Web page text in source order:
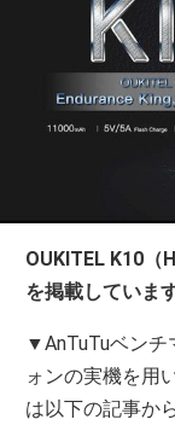
OUKITEL K10（
を掲載しています
▼AnTuTuベンチ
ォンの実機を用
は以下の記事か